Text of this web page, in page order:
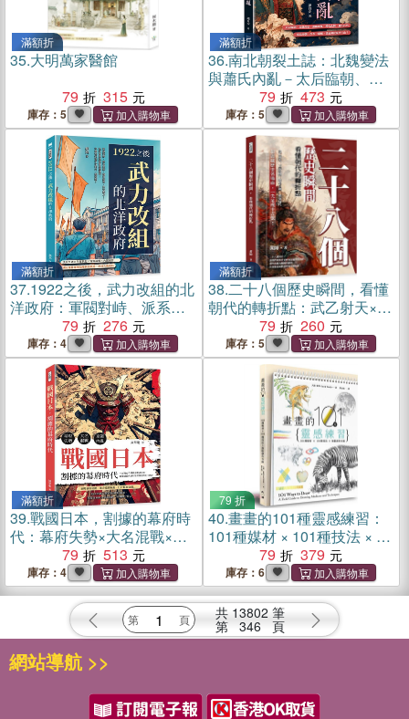
滿額折
35.大明萬家醫館
79
315
庫存：5
滿額折
36.南北朝裂土誌：北魏變法
與蕭氏內亂－太后臨朝、北
魏南征、洛陽遷都、漢化改
制、蕭氏內鬥……南北兩朝
一改革一崩壞，誰能撐住亂
世江山？
79 473
庫存：5
滿額折
37.1922之後，武力改組的北
洋政府：軍閥對峙、派系重
組、國會紛爭、外交壓
力……在社會與政治雙重震
盪中，中國如何逐步走向另
一條道路？
79 276
庫存：4
滿額折
38.二十八個歷史瞬間，看懂
朝代的轉折點：武乙射天×王
莽改制×淝水之戰×明清易
代，超震撼歷史名場面，一
失足成千古恨！
79 260
庫存：5
滿額折
39.戰國日本，割據的幕府時
代：幕府失勢×大名混戰×京
都內亂……一部簡史看懂日
本戰國分裂、霸權更替與德
川幕府奠定的天下秩序
79 513
庫存：4
79 折
40.畫畫的101種靈感練習：
101種媒材 × 101種技法 × 無
限創作可能
79 379
庫存：6
共 13802 筆
第 346 頁
網站導航 >>